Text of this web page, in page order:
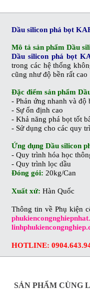
Dầu silicon phá bọt
Mô tả sản phẩm Dầu
Dầu silicon phá bọt
trong các hệ thống
cũng như độ bền rất cao
Đặc điểm sản phẩm
-Phản ứng nhanh và độ
- Sự ổn định cao
-Khả năng phá bọt tốt
- Sử dụng cho các quy
Ứng dụng Dầu silicon
-Quy trình hóa học
-Quy trình lọc dầu
Đóng gói: 20kg/Can
Xuất xứ: Hàn Quốc
Thông tin về Phụ kiện
HOTLINE:
SẢN PHẨM CÙNG